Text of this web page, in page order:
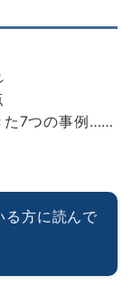
た7つの事例……
る方に読んで